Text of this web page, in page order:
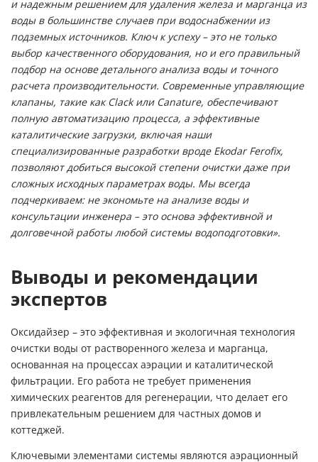
и надежным решением для удаления железа и марганца из
воды в большинстве случаев при водоснабжении из
подземных источников. Ключ к успеху – это не только
выбор качественного оборудования, но и его правильный
подбор на основе детального анализа воды и точного
расчета производительности. Современные управляющие
клапаны, такие как Clack или Canature, обеспечивают
полную автоматизацию процесса, а эффективные
каталитические загрузки, включая наши
специализированные разработки вроде Ekodar Ferofix,
позволяют добиться высокой степени очистки даже при
сложных исходных параметрах воды. Мы всегда
подчеркиваем: не экономьте на анализе воды и
консультации инженера – это основа эффективной и
долговечной работы любой системы водоподготовки».
Выводы и рекомендации
экспертов
Оксидайзер – это эффективная и экологичная технология
очистки воды от растворенного железа и марганца,
основанная на процессах аэрации и каталитической
фильтрации. Его работа не требует применения
химических реагентов для регенерации, что делает его
привлекательным решением для частных домов и
коттеджей.
Ключевыми элементами системы являются аэрационный